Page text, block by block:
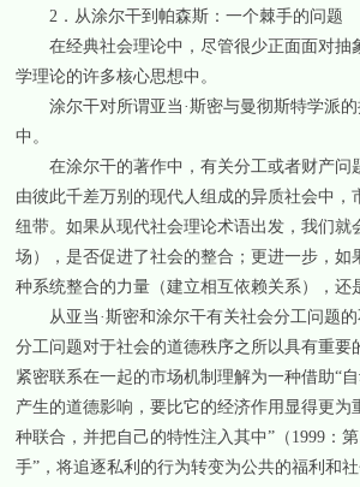
2．从涂尔干到帕森斯：一个棘手的问题
在经典社会理论中，尽管很少正面面对抽
学理论的许多核心思想中。
涂尔干对所谓亚当·斯密与曼彻斯特学派的
中。
在涂尔干的著作中，有关分工或者财产问
由彼此千差万别的现代人组成的异质社会中
纽带。如果从现代社会理论术语出发，我们
场），是否促进了社会的整合；更进一步，
种系统整合的力量（建立相互依赖关系），
从亚当·斯密和涂尔干有关社会分工问题的
分工问题对于社会的道德秩序之所以具有重
紧密联系在一起的市场机制理解为一种借助“
产生的道德影响，要比它的经济作用显得更
种联合，并把自己的特性注入其中”（1999：
手”，将追逐私利的行为转变为公共的福利和